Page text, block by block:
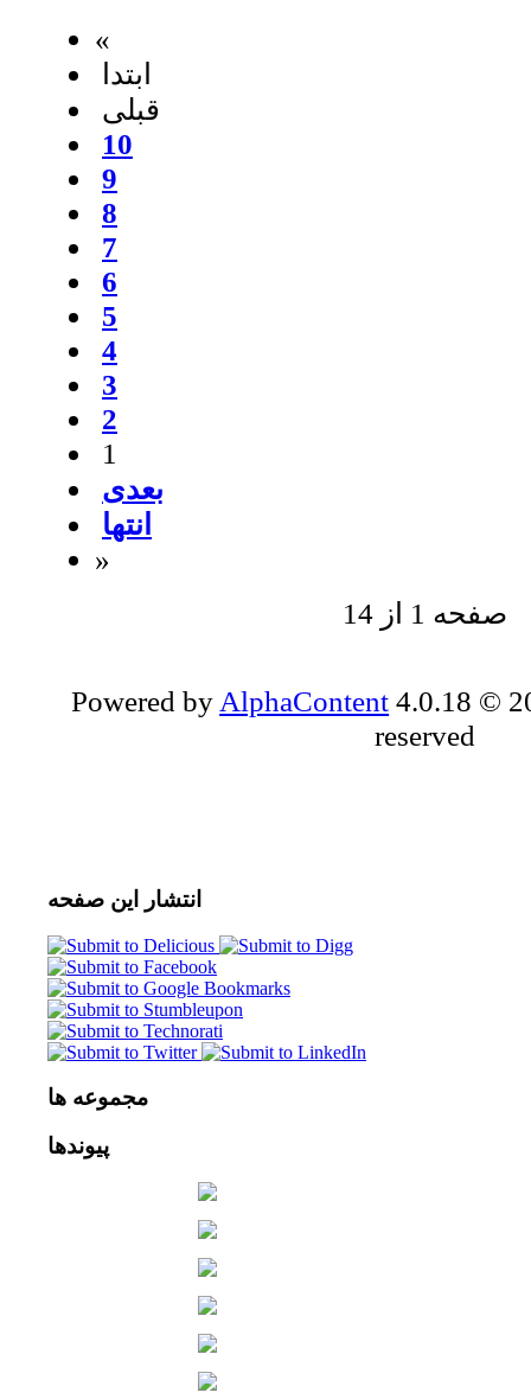
«
ابتدا
قبلی
10
9
8
7
6
5
4
3
2
1
بعدی
انتها
»
صفحه 1 از 14
Powered by AlphaContent 4.0.18 ©
reserved
انتشار این صفحه
مجموعه ها
پیوندها